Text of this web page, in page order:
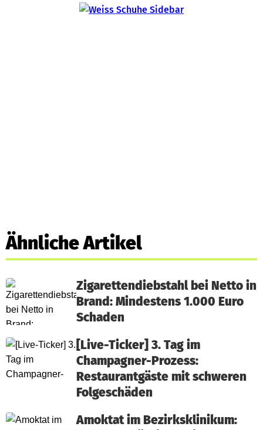
Ähnliche Artikel
Zigarettendiebstahl bei Netto in
Brand: Mindestens 1.000 Euro
Schaden
[Live-Ticker] 3. Tag im
Champagner-Prozess:
Restaurantgäste mit schweren
Folgeschäden
Amoktat im Bezirksklinikum: